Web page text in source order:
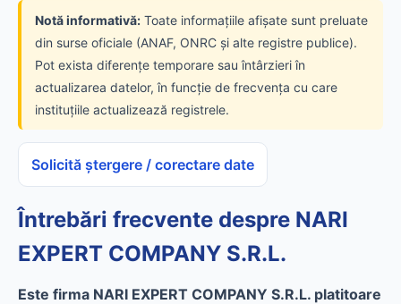
Notă informativă: Toate informațiile afișate sunt preluate
din surse oficiale (ANAF, ONRC și alte registre publice).
Pot exista diferențe temporare sau întârzieri în
actualizarea datelor, în funcție de frecvența cu care
instituțiile actualizează registrele.
Solicită ștergere / corectare date
Întrebări frecvente despre NARI
EXPERT COMPANY S.R.L.
Este firma NARI EXPERT COMPANY S.R.L. platitoare